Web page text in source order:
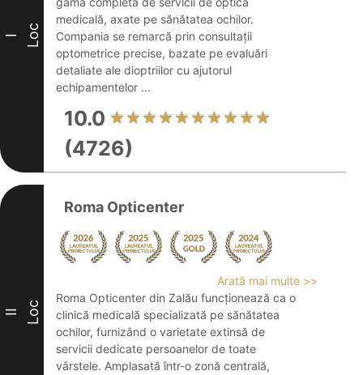
I Loc
medicală, axate pe sănătatea ochilor.
Compania se remarcă prin consultații
optometrice precise, bazate pe evaluări
detaliate ale dioptriilor cu ajutorul
echipamentelor ...
10.0
(4726)
II Loc
Roma Opticenter
Arată mai multe >>
Roma Opticenter din Zalău funcționează ca o
clinică medicală specializată pe sănătatea
ochilor, furnizând o varietate extinsă de
servicii dedicate persoanelor de toate
vârstele. Amplasată într-o zonă centrală,